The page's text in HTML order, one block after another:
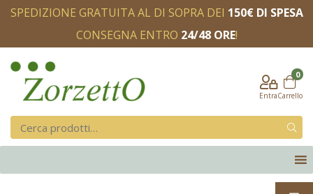
SPEDIZIONE GRATUITA AL DI SOPRA DEI 150€ DI SPESA
CONSEGNA ENTRO 24/48 ORE!
Entra
0
Carrello